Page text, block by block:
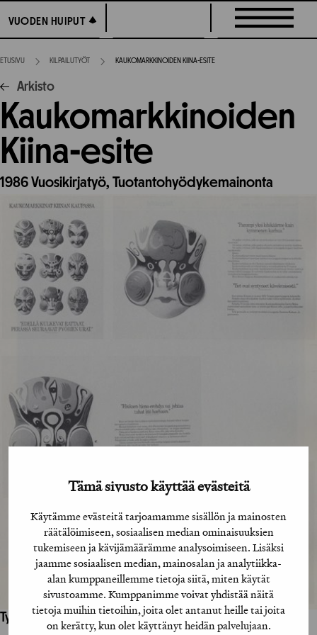
Tämä sivusto käyttää evästeitä
Käytämme evästeitä tarjoamamme sisällön ja mainosten
räätälöimiseen, sosiaalisen median ominaisuuksien
tukemiseen ja kävijämäärämme analysoimiseen. Lisäksi
jaamme sosiaalisen median, mainosalan ja analytiikka-
alan kumppaneillemme tietoja siitä, miten käytät
sivustoamme. Kumppanimme voivat yhdistää näitä
tietoja muihin tietoihin, joita olet antanut heille tai joita
on kerätty, kun olet käyttänyt heidän palvelujaan.
suoraan
sisältöön
VUODEN HUIPUT
VUODEN HUIPUT
ETUSIVU KILPAILUTYÖT KAUKOMARKKINOIDEN KIINA-ESITE
Arkisto
Kaukomarkkinoiden
Kiina-esite
1986Vuosikirjatyö, Tuotantohyödykemainonta
Työhön osallistuneet henkilöt / tahot: